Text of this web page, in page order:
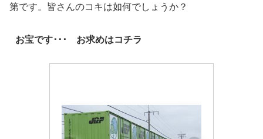
第です。皆さんのコキは如何でしょうか？
お宝です･･･ お求めはコチラ